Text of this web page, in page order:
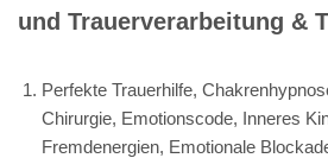
und Trauerverarbeitung &
Perfekte Trauerhilfe,
Chirurgie, Emotionscode, Inneres
Fremdenergien, Emotionale